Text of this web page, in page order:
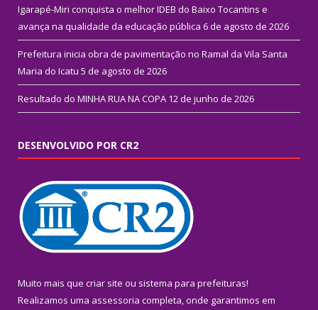
Igarapé-Miri conquista o melhor IDEB do Baixo Tocantins e
avança na qualidade da educação pública 6 de agosto de 2026
Prefeitura inicia obra de pavimentação no Ramal da Vila Santa
Maria do Icatu 5 de agosto de 2026
Resultado do MINHA RUA NA COPA 12 de junho de 2026
DESENVOLVIDO POR CR2
Muito mais que criar site ou sistema para prefeituras!
Realizamos uma assessoria completa, onde garantimos em